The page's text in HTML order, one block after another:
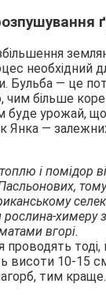
необхідний
Бульба — це
чим більше
буде урожай,
Янка —
і помідор
тому
рослина-химеру
вгорі.
проводять
висоти 10-15
тим краще.